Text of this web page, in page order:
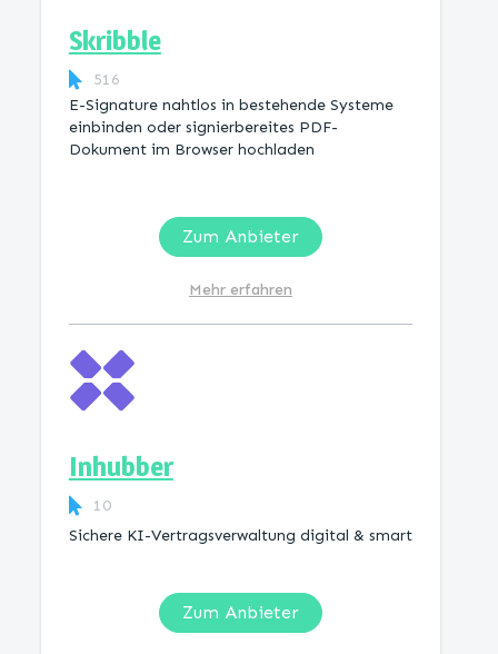
Skribble
516
E-Signature nahtlos in bestehende Systeme
einbinden oder signierbereites PDF-
Dokument im Browser hochladen
Zum Anbieter
Mehr erfahren
Inhubber
10
Sichere KI-Vertragsverwaltung digital & smart
Zum Anbieter